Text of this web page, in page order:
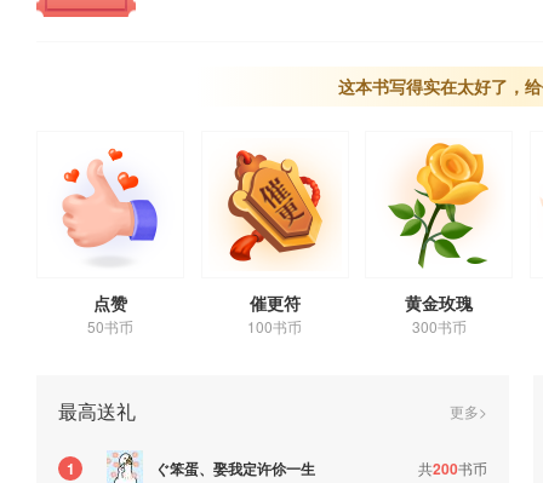
这本书写得实在太好了，
点赞
50书币
催更符
100书币
黄金玫瑰
300书币
最高送礼 更多>
1 ぐ笨蛋、娶我定许伱一生 共200书币